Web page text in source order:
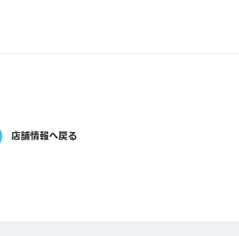
店舗情報へ戻る